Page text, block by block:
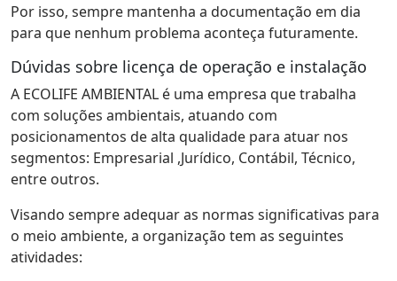
Por isso, sempre mantenha a documentação em dia
para que nenhum problema aconteça futuramente.
Dúvidas sobre licença de operação e instalação
A ECOLIFE AMBIENTAL é uma empresa que trabalha
com soluções ambientais, atuando com
posicionamentos de alta qualidade para atuar nos
segmentos: Empresarial ,Jurídico, Contábil, Técnico,
entre outros.
Visando sempre adequar as normas significativas para
o meio ambiente, a organização tem as seguintes
atividades: